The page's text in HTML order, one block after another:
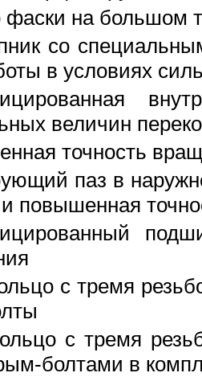
фаски на большом
со
в условиях
величин
точность
паз в
повышенная
с тремя
с тремя
болтами в